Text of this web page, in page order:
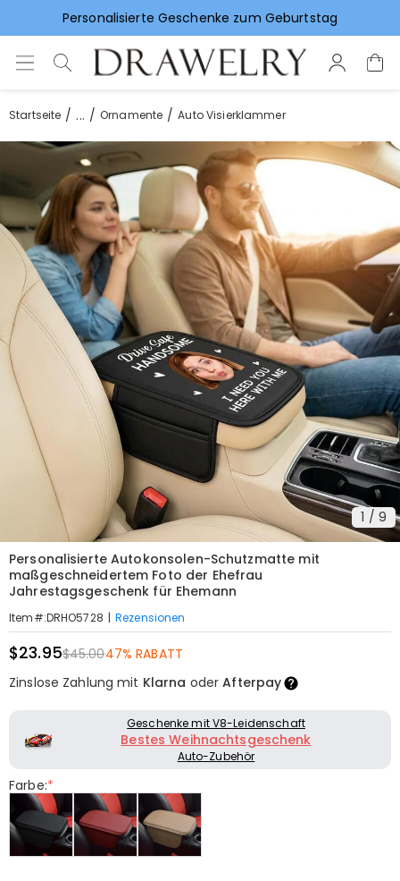
Vorlieben für Hochzeitsgeschenke
Startseite ... Ornamente Auto Visierklammer
1 / 9
Personalisierte Autokonsolen-Schutzmatte mit
maßgeschneidertem Foto der Ehefrau
Jahrestagsgeschenk für Ehemann
Item#:DRHO5728 | Rezensionen
$23.95$45.0047% RABATT
Zinslose Zahlung mit Klarna oderAfterpay
Geschenke mit V8-Leidenschaft
Bestes Weihnachtsgeschenk
Auto-Zubehör
Farbe:*